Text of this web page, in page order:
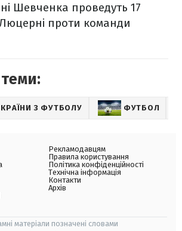
Шевченка проведуть 17
проти команди
З ФУТБОЛУ ФУТБОЛ
Рекламодавцям
Правила користування
Політика конфіденційності
Технічна інформація
Контакти
Архів
матеріали позначені словами